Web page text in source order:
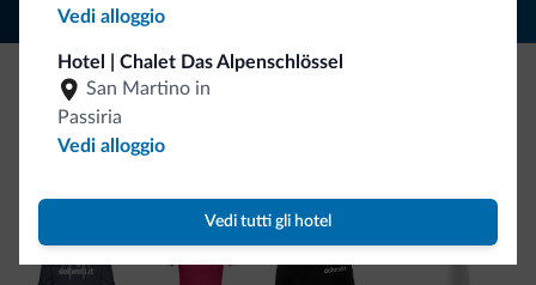
Vedi alloggio
Hotel | Chalet Das Alpenschlössel
San Martino in
Passiria
Vedi alloggio
Vedi tutti gli hotel
Be Original, scopri la nuova collezione
Ce l'avete chiesto in tanti. Ecco la nuova collezione firmata